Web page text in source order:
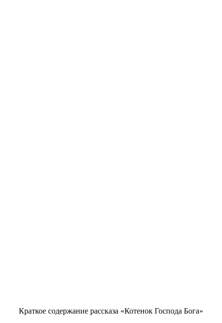
Краткое содержание рассказа «Котенок Господа Бога»